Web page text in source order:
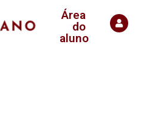
Área
do
aluno